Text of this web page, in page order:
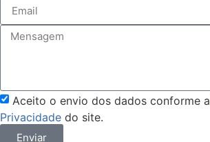
Aceito o envio dos dados conforme a
Privacidade do site.
Enviar